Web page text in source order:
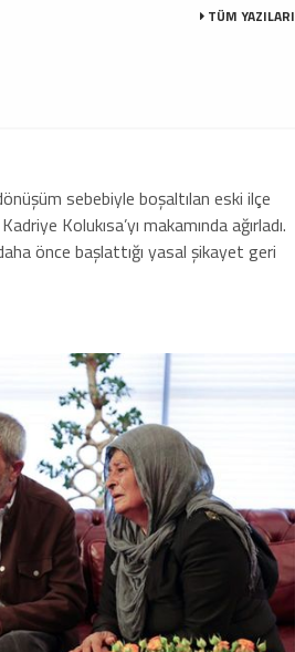
TÜM YAZILARI
sebebiyle boşaltılan eski ilçe
Kolukısa’yı makamında ağırladı.
önce başlattığı yasal şikayet geri